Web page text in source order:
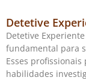
Detetive
Detetive
fundamental para
Esses
habilidades